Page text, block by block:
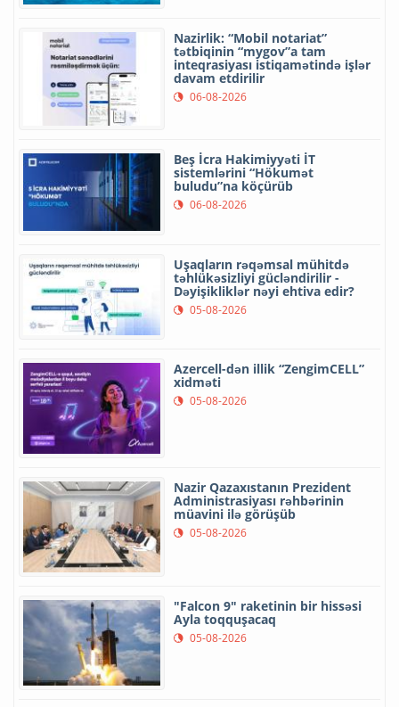
Nazirlik: “Mobil notariat”
tətbiqinin “mygov”a tam
inteqrasiyası istiqamətində işlər
davam etdirilir
06-08-2026
Beş İcra Hakimiyyəti İT
sistemlərini “Hökumət
buludu”na köçürüb
06-08-2026
Uşaqların rəqəmsal mühitdə
təhlükəsizliyi gücləndirilir -
Dəyişikliklər nəyi ehtiva edir?
05-08-2026
Azercell-dən illik “ZengimCELL”
xidməti
05-08-2026
Nazir Qazaxıstanın Prezident
Administrasiyası rəhbərinin
müavini ilə görüşüb
05-08-2026
"Falcon 9" raketinin bir hissəsi
Ayla toqquşacaq
05-08-2026